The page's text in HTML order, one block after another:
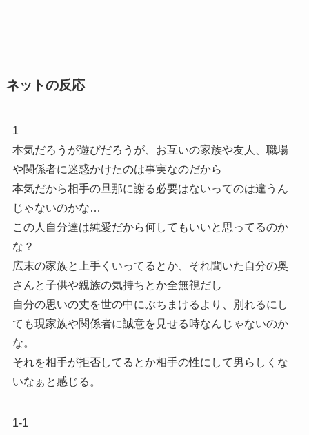
ネットの反応
1
本気だろうが遊びだろうが、お互いの家族や友人、職場
や関係者に迷惑かけたのは事実なのだから
本気だから相手の旦那に謝る必要はないってのは違うん
じゃないのかな…
この人自分達は純愛だから何してもいいと思ってるのか
な？
広末の家族と上手くいってるとか、それ聞いた自分の奥
さんと子供や親族の気持ちとか全無視だし
自分の思いの丈を世の中にぶちまけるより、別れるにし
ても現家族や関係者に誠意を見せる時なんじゃないのか
な。
それを相手が拒否してるとか相手の性にして男らしくな
いなぁと感じる。
1-1